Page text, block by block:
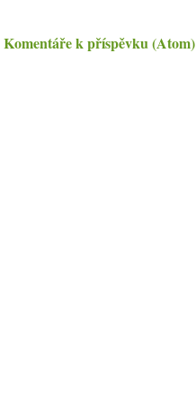
Komentáře k příspěvku (Atom)